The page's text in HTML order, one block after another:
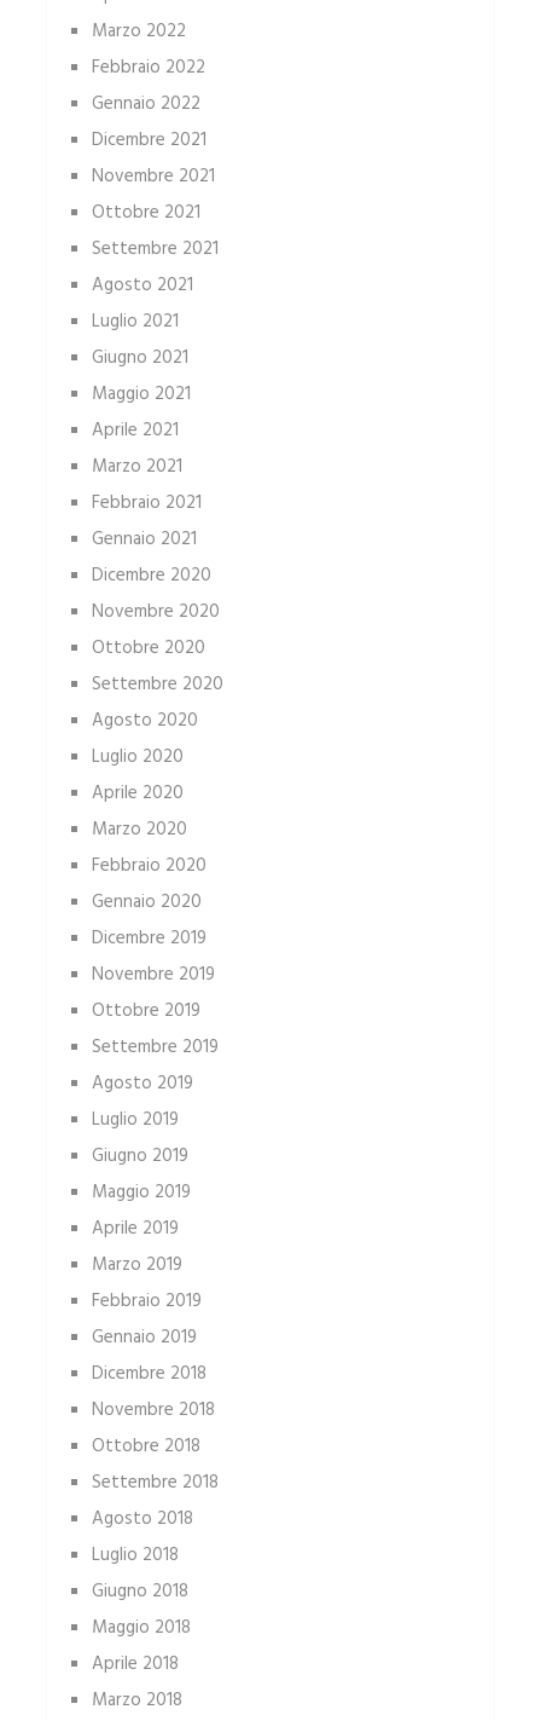
Marzo 2022
Febbraio 2022
Gennaio 2022
Dicembre 2021
Novembre 2021
Ottobre 2021
Settembre 2021
Agosto 2021
Luglio 2021
Giugno 2021
Maggio 2021
Aprile 2021
Marzo 2021
Febbraio 2021
Gennaio 2021
Dicembre 2020
Novembre 2020
Ottobre 2020
Settembre 2020
Agosto 2020
Luglio 2020
Aprile 2020
Marzo 2020
Febbraio 2020
Gennaio 2020
Dicembre 2019
Novembre 2019
Ottobre 2019
Settembre 2019
Agosto 2019
Luglio 2019
Giugno 2019
Maggio 2019
Aprile 2019
Marzo 2019
Febbraio 2019
Gennaio 2019
Dicembre 2018
Novembre 2018
Ottobre 2018
Settembre 2018
Agosto 2018
Luglio 2018
Giugno 2018
Maggio 2018
Aprile 2018
Marzo 2018